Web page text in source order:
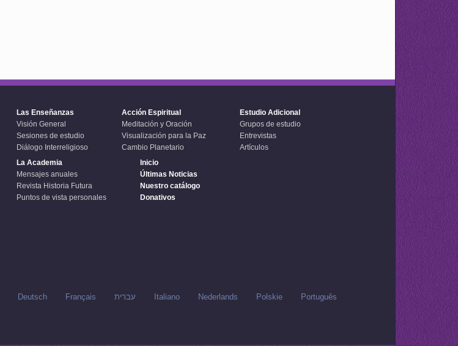
Las Enseñanzas
Visión General
Sesiones de estudio
Diálogo Interreligioso
Acción Espiritual
Meditación y Oración
Visualización para la Paz
Cambio Planetario
Estudio Adicional
Grupos de estudio
Entrevistas
Artículos
La Academia
Mensajes anuales
Revista Historia Futura
Puntos de vista personales
Inicio
Últimas Noticias
Nuestro catálogo
Donativos
Deutsch Français עברית Italiano Nederlands Polskie Português